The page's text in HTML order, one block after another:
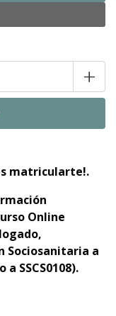
+
matricularte!.
Online
Sociosanitaria a
SSCS0108).